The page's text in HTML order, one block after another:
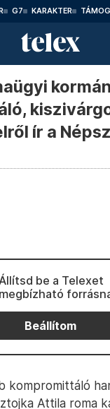
G7 KARAKTER
ír a
be a Telexet
megbízható
Beállítom
kompromittáló
Attila roma